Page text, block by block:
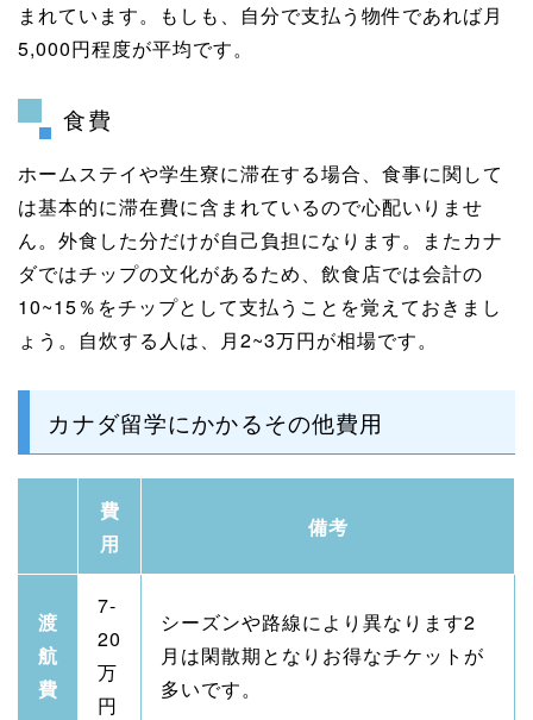
まれています。もしも、自分で支払う物件であれば月
5,000円程度が平均です。
食費
ホームステイや学生寮に滞在する場合、食事に関して
は基本的に滞在費に含まれているので心配いりませ
ん。外食した分だけが自己負担になります。またカナ
ダではチップの文化があるため、飲食店では会計の
10~15％をチップとして支払うことを覚えておきまし
ょう。自炊する人は、月2~3万円が相場です。
カナダ留学にかかるその他費用
費
用
備考
渡
航
費
7-
20
万
円
シーズンや路線により異なります2
月は閑散期となりお得なチケットが
多いです。